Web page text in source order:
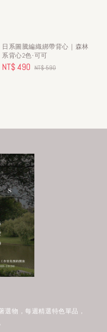
日系圖騰編織綁帶背心｜森林
系背心2色-可可
Sale
NT$ 490 Regular
NT$ 590
選物，每週精選特色單品，